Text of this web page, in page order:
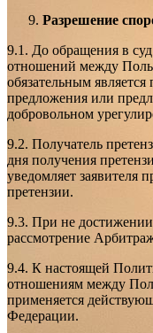
Разрешение
9.1. До обращения в
отношений между
обязательным
предложения или
добровольном
9.2. Получатель
дня получения
уведомляет заявителя
претензии.
9.3. При не достижении
рассмотрение
9.4. К настоящей
отношениям между
применяется
Федерации.